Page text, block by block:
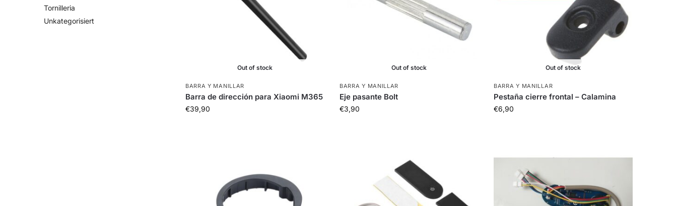
Out of stock
BARRA Y MANILLAR
Barra de dirección para Xiaomi M365
€39,90
Out of stock
BARRA Y MANILLAR
Eje pasante Bolt
€3,90
Out of stock
BARRA Y MANILLAR
Pestaña cierre frontal – Calamina
€6,90
Tornilleria
Unkategorisiert